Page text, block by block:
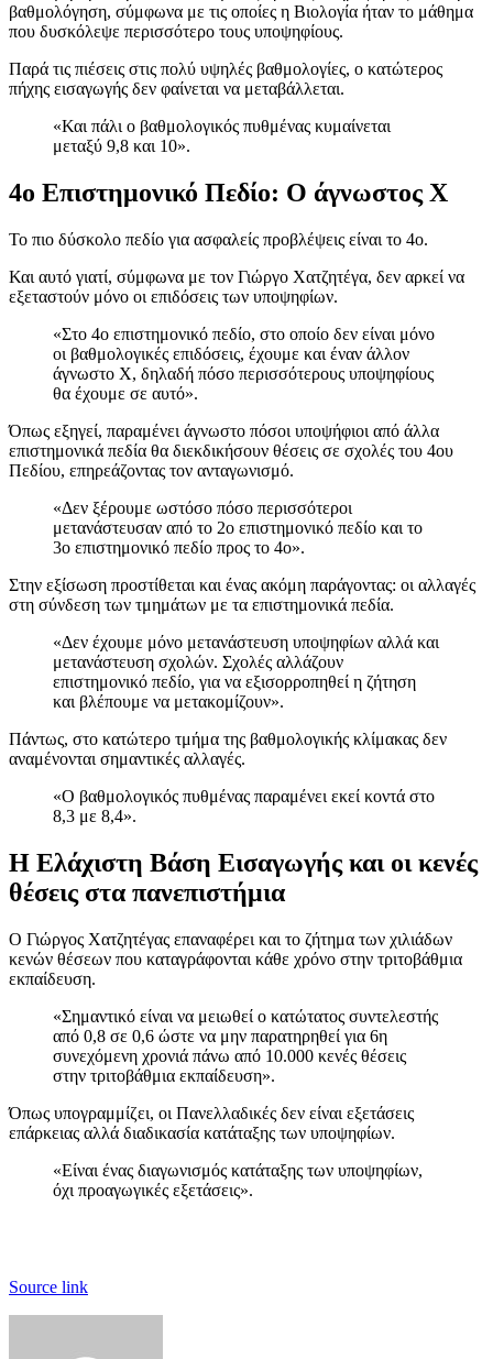
βαθμολόγηση, σύμφωνα με τις οποίες η Βιολογία ήταν το μάθημα
που δυσκόλεψε περισσότερο τους υποψηφίους.
Παρά τις πιέσεις στις πολύ υψηλές βαθμολογίες, ο κατώτερος
πήχης εισαγωγής δεν φαίνεται να μεταβάλλεται.
«Και πάλι ο βαθμολογικός πυθμένας κυμαίνεται
μεταξύ 9,8 και 10».
4ο Επιστημονικό Πεδίο: Ο άγνωστος X
Το πιο δύσκολο πεδίο για ασφαλείς προβλέψεις είναι το 4ο.
Και αυτό γιατί, σύμφωνα με τον Γιώργο Χατζητέγα, δεν αρκεί να
εξεταστούν μόνο οι επιδόσεις των υποψηφίων.
«Στο 4ο επιστημονικό πεδίο, στο οποίο δεν είναι μόνο
οι βαθμολογικές επιδόσεις, έχουμε και έναν άλλον
άγνωστο Χ, δηλαδή πόσο περισσότερους υποψηφίους
θα έχουμε σε αυτό».
Όπως εξηγεί, παραμένει άγνωστο πόσοι υποψήφιοι από άλλα
επιστημονικά πεδία θα διεκδικήσουν θέσεις σε σχολές του 4ου
Πεδίου, επηρεάζοντας τον ανταγωνισμό.
«Δεν ξέρουμε ωστόσο πόσο περισσότεροι
μετανάστευσαν από το 2ο επιστημονικό πεδίο και το
3ο επιστημονικό πεδίο προς το 4ο».
Στην εξίσωση προστίθεται και ένας ακόμη παράγοντας: οι αλλαγές
στη σύνδεση των τμημάτων με τα επιστημονικά πεδία.
«Δεν έχουμε μόνο μετανάστευση υποψηφίων αλλά και
μετανάστευση σχολών. Σχολές αλλάζουν
επιστημονικό πεδίο, για να εξισορροπηθεί η ζήτηση
και βλέπουμε να μετακομίζουν».
Πάντως, στο κατώτερο τμήμα της βαθμολογικής κλίμακας δεν
αναμένονται σημαντικές αλλαγές.
«Ο βαθμολογικός πυθμένας παραμένει εκεί κοντά στο
8,3 με 8,4».
Η Ελάχιστη Βάση Εισαγωγής και οι κενές
θέσεις στα πανεπιστήμια
Ο Γιώργος Χατζητέγας επαναφέρει και το ζήτημα των χιλιάδων
κενών θέσεων που καταγράφονται κάθε χρόνο στην τριτοβάθμια
εκπαίδευση.
«Σημαντικό είναι να μειωθεί ο κατώτατος συντελεστής
από 0,8 σε 0,6 ώστε να μην παρατηρηθεί για 6η
συνεχόμενη χρονιά πάνω από 10.000 κενές θέσεις
στην τριτοβάθμια εκπαίδευση».
Όπως υπογραμμίζει, οι Πανελλαδικές δεν είναι εξετάσεις
επάρκειας αλλά διαδικασία κατάταξης των υποψηφίων.
«Είναι ένας διαγωνισμός κατάταξης των υποψηφίων,
όχι προαγωγικές εξετάσεις».
Source link